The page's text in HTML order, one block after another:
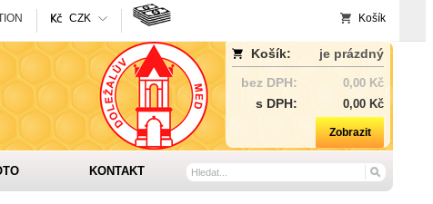
CZK Košík
Košík:
je prázdný
bez DPH:
0,00 Kč
s DPH: 0,00 Kč
Zobrazit
KONTAKT